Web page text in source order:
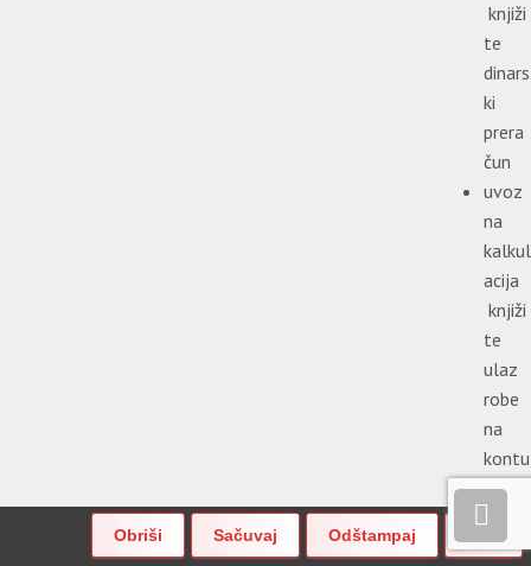
knjiži
te
dinars
ki
prera
čun
uvoz
na
kalkul
acija
knjiži
te
ulaz
robe
na
kontu
1320
račun
špedi